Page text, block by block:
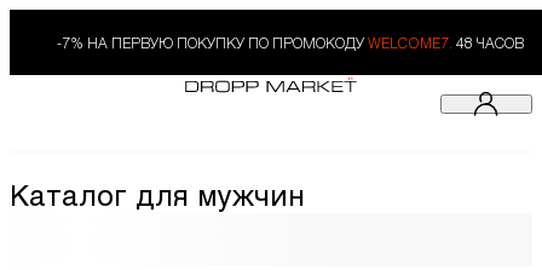
-7% НА ПЕРВУЮ ПОКУПКУ ПО ПРОМОКОДУ WELCOME7. 48 ЧАСОВ
Каталог для мужчин